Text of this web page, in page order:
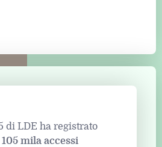
di LDE ha registrato
mila accessi